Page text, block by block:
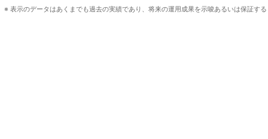
※ 表示のデータはあくまでも過去の実績であり、将来の運用成果を示唆あるいは保証す